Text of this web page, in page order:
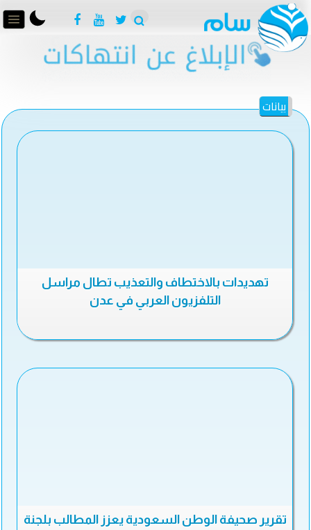
بيانات
تهديدات بالاختطاف والتعذيب تطال مراسل
التلفزيون العربي في عدن
تقرير صحيفة الوطن السعودية يعزز المطالب بلجنة